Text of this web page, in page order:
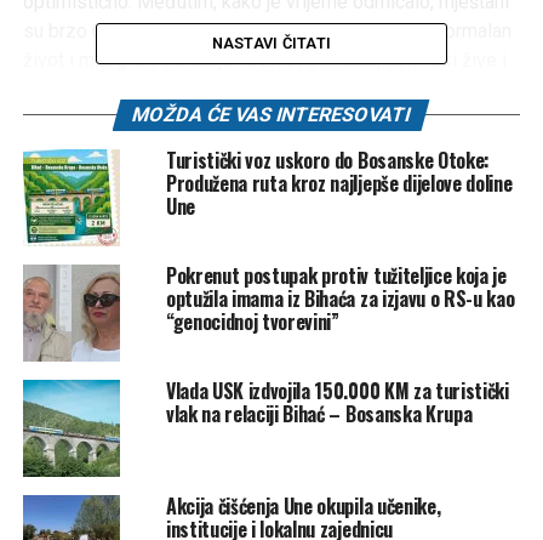
su brzo uvidjeli da je ovdje nedovoljno uslova za normalan
život i mnogi se odlučuju na život u Bihaću, dok neki žive i
FOTO: Facebook / Almir Vehab
-Uglavnom su to penzioneri, ima nešto i onih koji rade na
u Centru za djecu bez roditeljskog staranja ‘Duga’. Zimi je
ovdje sumorno, ljeti ima života jer dolaze turisti i naši
mještani koji žive u nekim drugim gradovima i sredinama –
Kaže da je život u Kulen Vakufu pomalo tužan jer nedostaju
ljudi, a mnogi od onih koji su se vratili ovdje više nisu među
živima.
NASTAVI ČITATI
MOŽDA ĆE VAS INTERESOVATI
Turistički voz uskoro do Bosanske Otoke:
Produžena ruta kroz najljepše dijelove doline
Une
Pokrenut postupak protiv tužiteljice koja je
optužila imama iz Bihaća za izjavu o RS-u kao
“genocidnoj tvorevini”
Vlada USK izdvojila 150.000 KM za turistički
vlak na relaciji Bihać – Bosanska Krupa
Akcija čišćenja Une okupila učenike,
institucije i lokalnu zajednicu